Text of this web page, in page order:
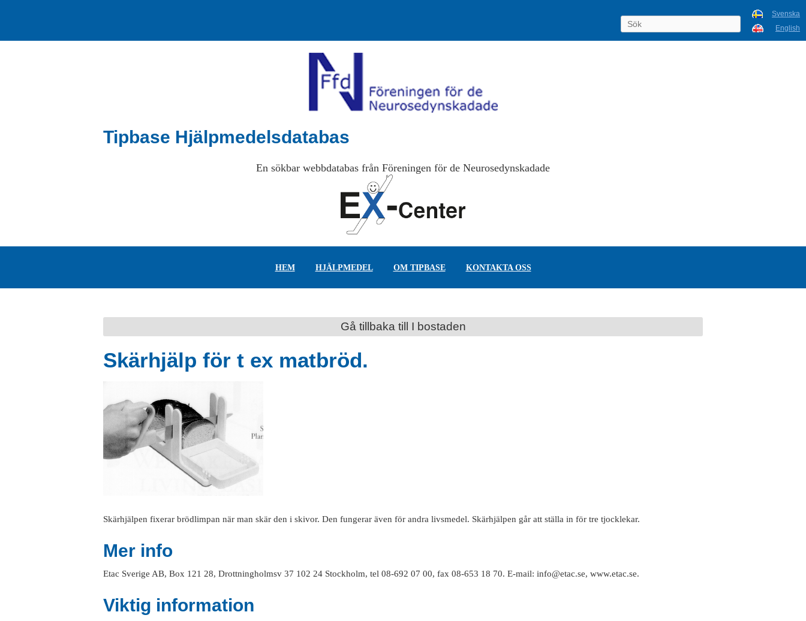
Svenska
English
Tipbase Hjälpmedelsdatabas
En sökbar webbdatabas från Föreningen för de Neurosedynskadade
HEM HJÄLPMEDEL OM TIPBASE KONTAKTA OSS
Gå tillbaka till I bostaden
Skärhjälp för t ex matbröd.
Skärhjälpen fixerar brödlimpan när man skär den i skivor. Den fungerar även för andra livsmedel. Skärhjälpen går att ställa in för tre tjocklekar.
Mer info
Etac Sverige AB, Box 121 28, Drottningholmsv 37 102 24 Stockholm, tel 08-692 07 00, fax 08-653 18 70. E-mail: info@etac.se, www.etac.se.
Viktig information